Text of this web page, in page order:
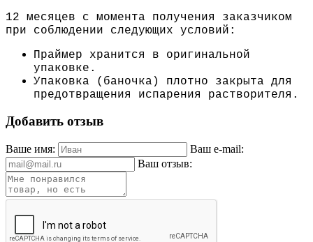
12 месяцев с момента получения заказчиком
при соблюдении следующих условий:
Праймер хранится в оригинальной
упаковке.
Упаковка (баночка) плотно закрыта для
предотвращения испарения растворителя.
Добавить отзыв
Ваше имя:
Ваш e-mail:
Ваш отзыв: